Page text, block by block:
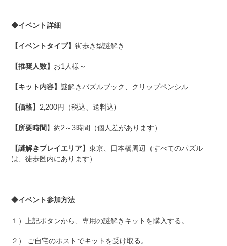
◆イベント詳細
【イベントタイプ】 街歩き型謎解き
【推奨人数】 お1人様～
【キット内容】 謎解きパズルブック、クリップペンシル
【価格】 2,200円（税込、送料込)
【所要時間】約2～3時間（個人差があります）
【謎解きプレイエリア】 東京、日本橋周辺（すべてのパズル
は、徒歩圏内にあります）
◆イベント参加方法
１）上記ボタンから、専用の謎解きキットを購入する。
２） ご自宅のポストでキットを受け取る。